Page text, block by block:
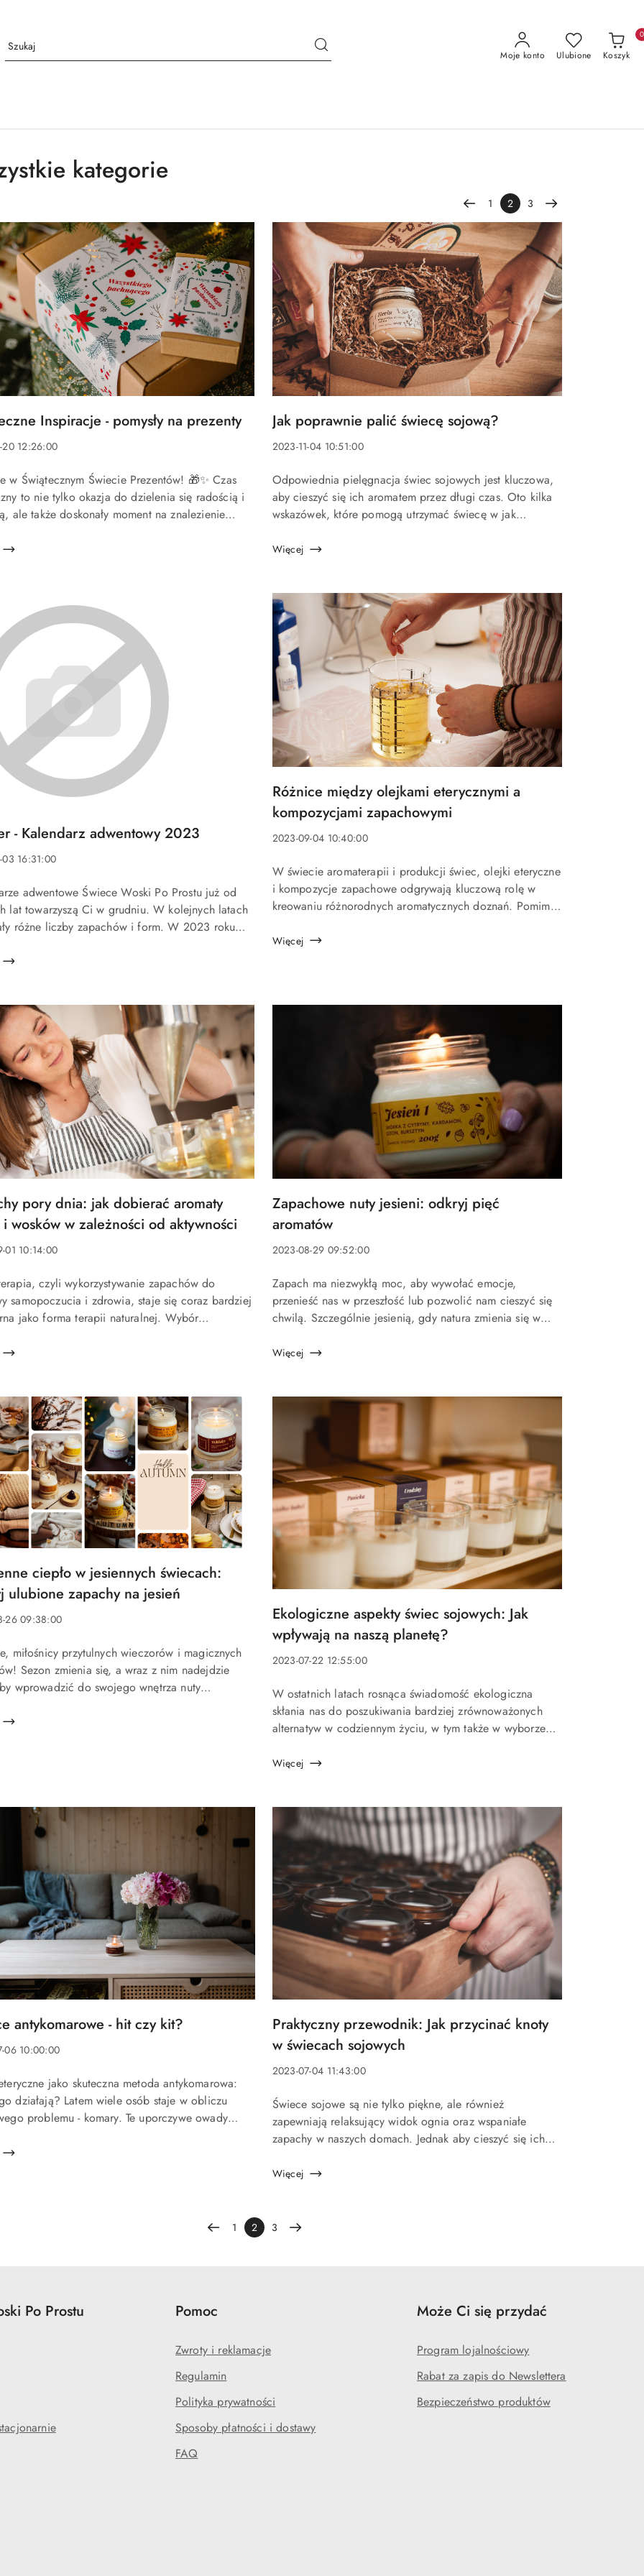
Moje konto Ulubione Koszyk
0
kategorie
1 2 3
Inspiracje - pomysły na prezenty
20 12:26:00
w Świątecznym Świecie Prezentów! 🎁✨ Czas
to nie tylko okazja do dzielenia się radością i
ale także doskonały moment na znalezienie
podzielić s...
Tytuł
Jak poprawnie palić świecę sojową?
Data
2023-11-04 10:51:00
Treść
artykułu:
Odpowiednia pielęgnacja świec sojowych jest kluczowa,
aby cieszyć się ich aromatem przez długi czas. Oto kilka
wskazówek, które pomogą utrzymać świecę w jak
pierwszego palenia świecy sojowej...
Więcej
- Kalendarz adwentowy 2023
03 16:31:00
adwentowe Świece Woski Po Prostu już od
lat towarzyszą Ci w grudniu. W kolejnych latach
różne liczby zapachów i form. W 2023 roku
i 10...
Tytuł
artykułu:
Różnice między olejkami eterycznymi a
kompozycjami zapachowymi
Data
2023-09-04 10:40:00
Treść
artykułu:
W świecie aromaterapii i produkcji świec, olejki eteryczne
i kompozycje zapachowe odgrywają kluczową rolę w
kreowaniu różnorodnych aromatycznych doznań. Pomimo
między tymi dwoma rodzajami su...
Więcej
pory dnia: jak dobierać aromaty
wosków w zależności od aktywności
01 10:14:00
czyli wykorzystywanie zapachów do
samopoczucia i zdrowia, staje się coraz bardziej
jako forma terapii naturalnej. Wybór
nastrój oraz ener...
Tytuł
artykułu:
Zapachowe nuty jesieni: odkryj pięć
aromatów
Data
2023-08-29 09:52:00
Treść
artykułu:
Zapach ma niezwykłą moc, aby wywołać emocje,
przenieść nas w przeszłość lub pozwolić nam cieszyć się
chwilą. Szczególnie jesienią, gdy natura zmienia się w
zapachowych staje się pasjonującą podr&o...
Więcej
ciepło w jesiennych świecach:
ulubione zapachy na jesień
26 09:38:00
miłośnicy przytulnych wieczorów i magicznych
Sezon zmienia się, a wraz z nim nadejdzie
wprowadzić do swojego wnętrza nuty
sposobu na stwo...
Tytuł
artykułu:
Ekologiczne aspekty świec sojowych: Jak
wpływają na naszą planetę?
Data
2023-07-22 12:55:00
Treść
artykułu:
W ostatnich latach rosnąca świadomość ekologiczna
skłania nas do poszukiwania bardziej zrównoważonych
alternatyw w codziennym życiu, w tym także w wyborze
zawierają substancje szkodliwe dla...
Więcej
antykomarowe - hit czy kit?
06 10:00:00
jako skuteczna metoda antykomarowa:
działają? Latem wiele osób staje w obliczu
problemu - komary. Te uporczywe owady
Chociaż na rynku dostępne są r&o...
Tytuł
artykułu:
Praktyczny przewodnik: Jak przycinać knoty
w świecach sojowych
Data
2023-07-04 11:43:00
Treść
artykułu:
Świece sojowe są nie tylko piękne, ale również
zapewniają relaksujący widok ognia oraz wspaniałe
zapachy w naszych domach. Jednak aby cieszyć się ich
jest, aby regularnie przycinać knoty....
Więcej
1 2 3
Po Prostu Pomoc
Zwroty i reklamacje
Regulamin
Polityka prywatności
Sposoby płatności i dostawy
FAQ
Może Ci się przydać
Program lojalnościowy
Rabat za zapis do Newslettera
Bezpieczeństwo produktów